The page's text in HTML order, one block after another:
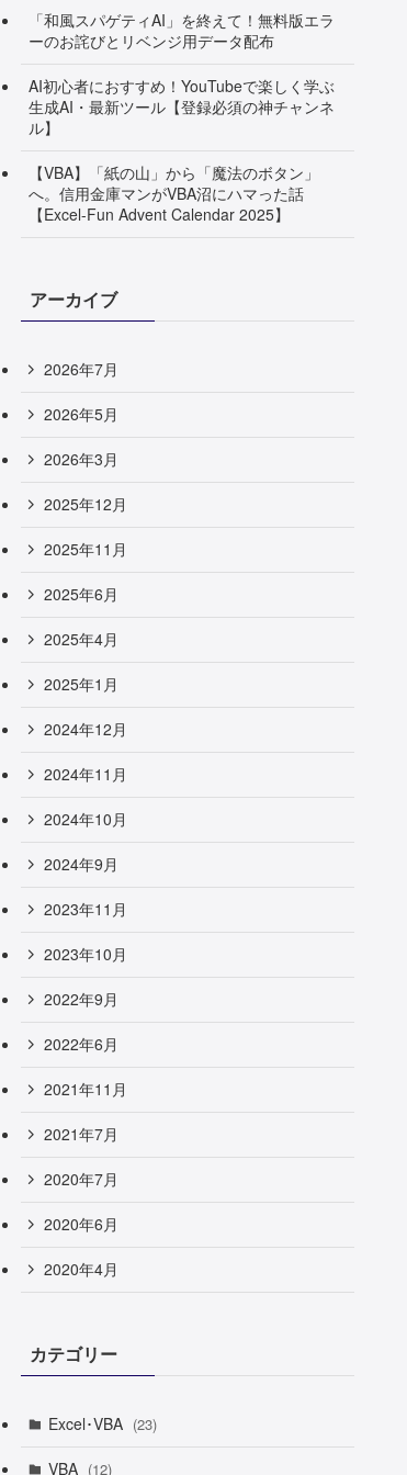
「和風スパゲティAI」を終えて！無料版エラ
ーのお詫びとリベンジ用データ配布
AI初心者におすすめ！YouTubeで楽しく学ぶ
生成AI・最新ツール【登録必須の神チャンネ
ル】
【VBA】「紙の山」から「魔法のボタン」
へ。信用金庫マンがVBA沼にハマった話
【Excel-Fun Advent Calendar 2025】
アーカイブ
2026年7月
2026年5月
2026年3月
2025年12月
2025年11月
2025年6月
2025年4月
2025年1月
2024年12月
2024年11月
2024年10月
2024年9月
2023年11月
2023年10月
2022年9月
2022年6月
2021年11月
2021年7月
2020年7月
2020年6月
2020年4月
カテゴリー
Excel･VBA (23)
VBA (12)